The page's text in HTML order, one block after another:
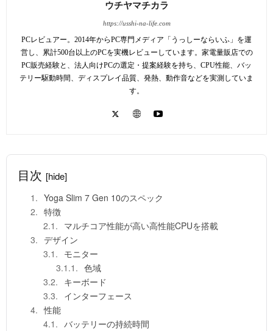
ウチヤマチカラ
https://usshi-na-life.com
PCレビュアー。2014年からPC専門メディア「うっしーならいふ」を運
営し、累計500台以上のPCを実機レビューしています。家電量販店での
PC販売経験と、法人向けPCの選定・提案経験を持ち、CPU性能、バッ
テリー駆動時間、ディスプレイ品質、発熱、動作音などを実測していま
す。
目次 [hide]
Yoga Slim 7 Gen 10のスペック
特徴
マルチコア性能が高い高性能CPUを搭載
デザイン
モニター
色域
キーボード
インターフェース
性能
バッテリーの持続時間